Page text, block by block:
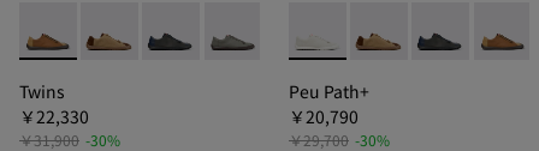
Twins - K101114-008 - ツインズ カジュアルシューズ メンズ
Twins - K101114-014
Twins - K101114-009 - ツインズ カジュアル
Twins - K101114-006 - ペウパスプラ
Twins - K101114-005 - ペウ
Twins - K101114-002
Twins -
Twins
￥22,330
￥31,900 -30%
Peu Path+ - K101114-001 -
Peu Path+ -Peu Path+ -
Peu
Peu Path+
￥20,790
￥29,700 -30%